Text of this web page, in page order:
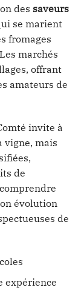
des saveurs
se marient
fromages
marchés
offrant
amateurs de
invite à
vigne, mais
de
évolution
de
expérience